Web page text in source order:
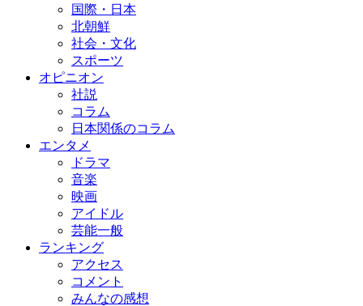
国際・日本
北朝鮮
社会・文化
スポーツ
オピニオン
社説
コラム
日本関係のコラム
エンタメ
ドラマ
音楽
映画
アイドル
芸能一般
ランキング
アクセス
コメント
みんなの感想